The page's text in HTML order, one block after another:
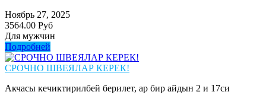
Ноябрь 27, 2025
3564.00 Руб
Для мужчин
Подробней
СРОЧНО ШВЕЯЛАР КЕРЕК!
Акчасы кечиктирилбей берилет, ар бир айдын 2 и 17си